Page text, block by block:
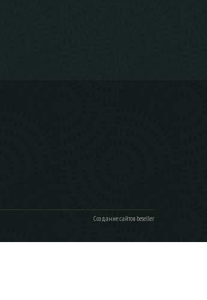
Создание сайтов beseller